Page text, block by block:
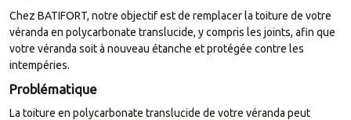
Chez BATIFORT, notre objectif est de remplacer la toiture de votre
véranda en polycarbonate translucide, y compris les joints, afin que
votre véranda soit à nouveau étanche et protégée contre les
intempéries.
Problématique
La toiture en polycarbonate translucide de votre véranda peut